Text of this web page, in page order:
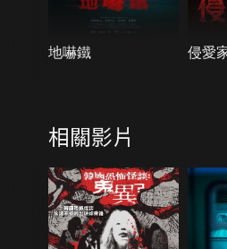
地嚇鐵 侵愛
相關影片